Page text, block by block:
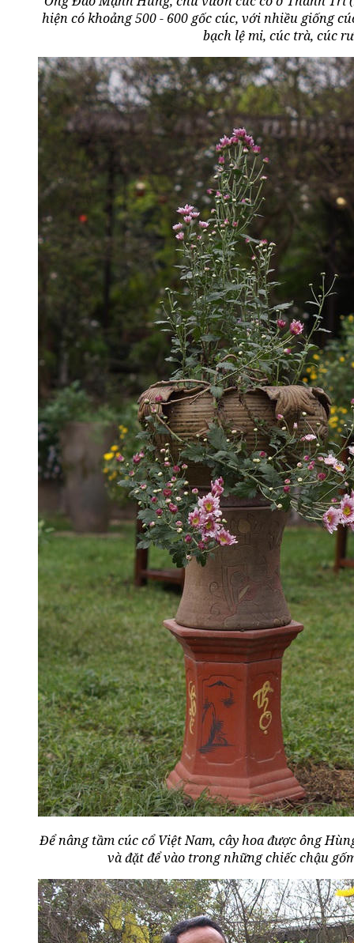
hiện có khoảng 500 - 600 gốc cúc, với nhiều giống
bạch lệ mi, cúc trà, cúc
Để nâng tầm cúc cổ Việt Nam, cây hoa được ông
và đặt để vào trong những chiếc chậu